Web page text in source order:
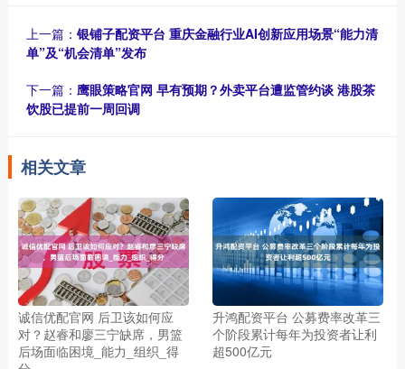
上一篇： 银铺子配资平台 重庆金融行业AI创新应用场景“能力清
单”及“机会清单”发布
下一篇： 鹰眼策略官网 早有预期？外卖平台遭监管约谈 港股茶
饮股已提前一周回调
相关文章
诚信优配官网 后卫该如何应
对？赵睿和廖三宁缺席，男篮
后场面临困境_能力_组织_得
升鸿配资平台 公募费率改革三
个阶段累计每年为投资者让利
超500亿元